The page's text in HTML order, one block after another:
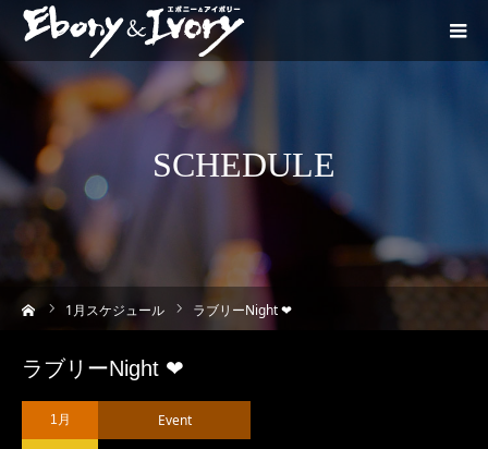
SCHEDULE
1 月スケジュール ラブリーNight ❤︎
ラブリーNight ❤︎
1月 Event